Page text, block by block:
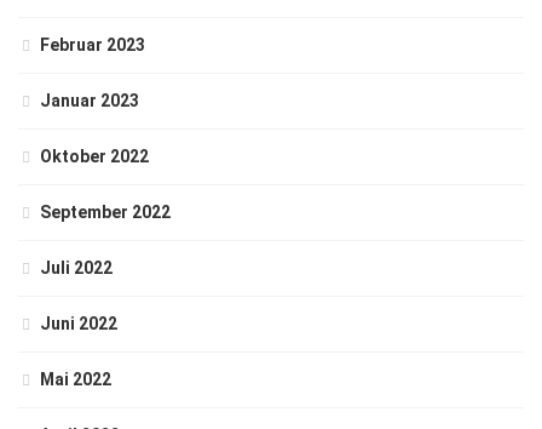
Februar 2023
Januar 2023
Oktober 2022
September 2022
Juli 2022
Juni 2022
Mai 2022